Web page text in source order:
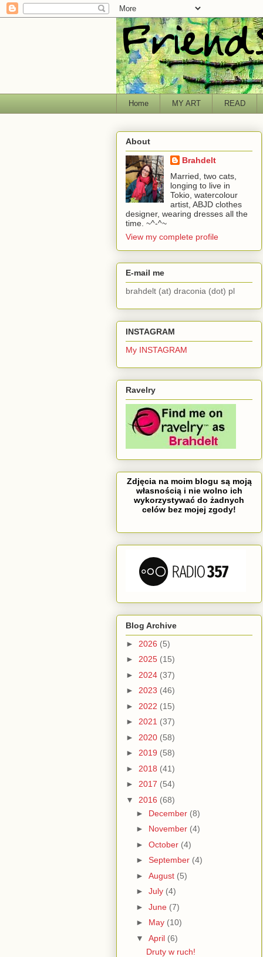
Home MY ART READ
About
Brahdelt
Married, two cats,
longing to live in
Tokio, watercolour
artist, ABJD clothes
designer, wearing dresses all the
time. ~^-^~
View my complete profile
E-mail me
brahdelt (at) draconia (dot) pl
INSTAGRAM
My INSTAGRAM
Ravelry
Zdjęcia na moim blogu są moją
własnością i nie wolno ich
wykorzystywać do żadnych
celów bez mojej zgody!
Blog Archive
► 2026 (5)
► 2025 (15)
► 2024 (37)
► 2023 (46)
► 2022 (15)
► 2021 (37)
► 2020 (58)
► 2019 (58)
► 2018 (41)
► 2017 (54)
▼ 2016 (68)
► December (8)
► November (4)
► October (4)
► September (4)
► August (5)
► July (4)
► June (7)
► May (10)
▼ April (6)
Druty w ruch!